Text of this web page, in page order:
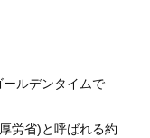
ルデンタイムで
労省)と呼ばれる約